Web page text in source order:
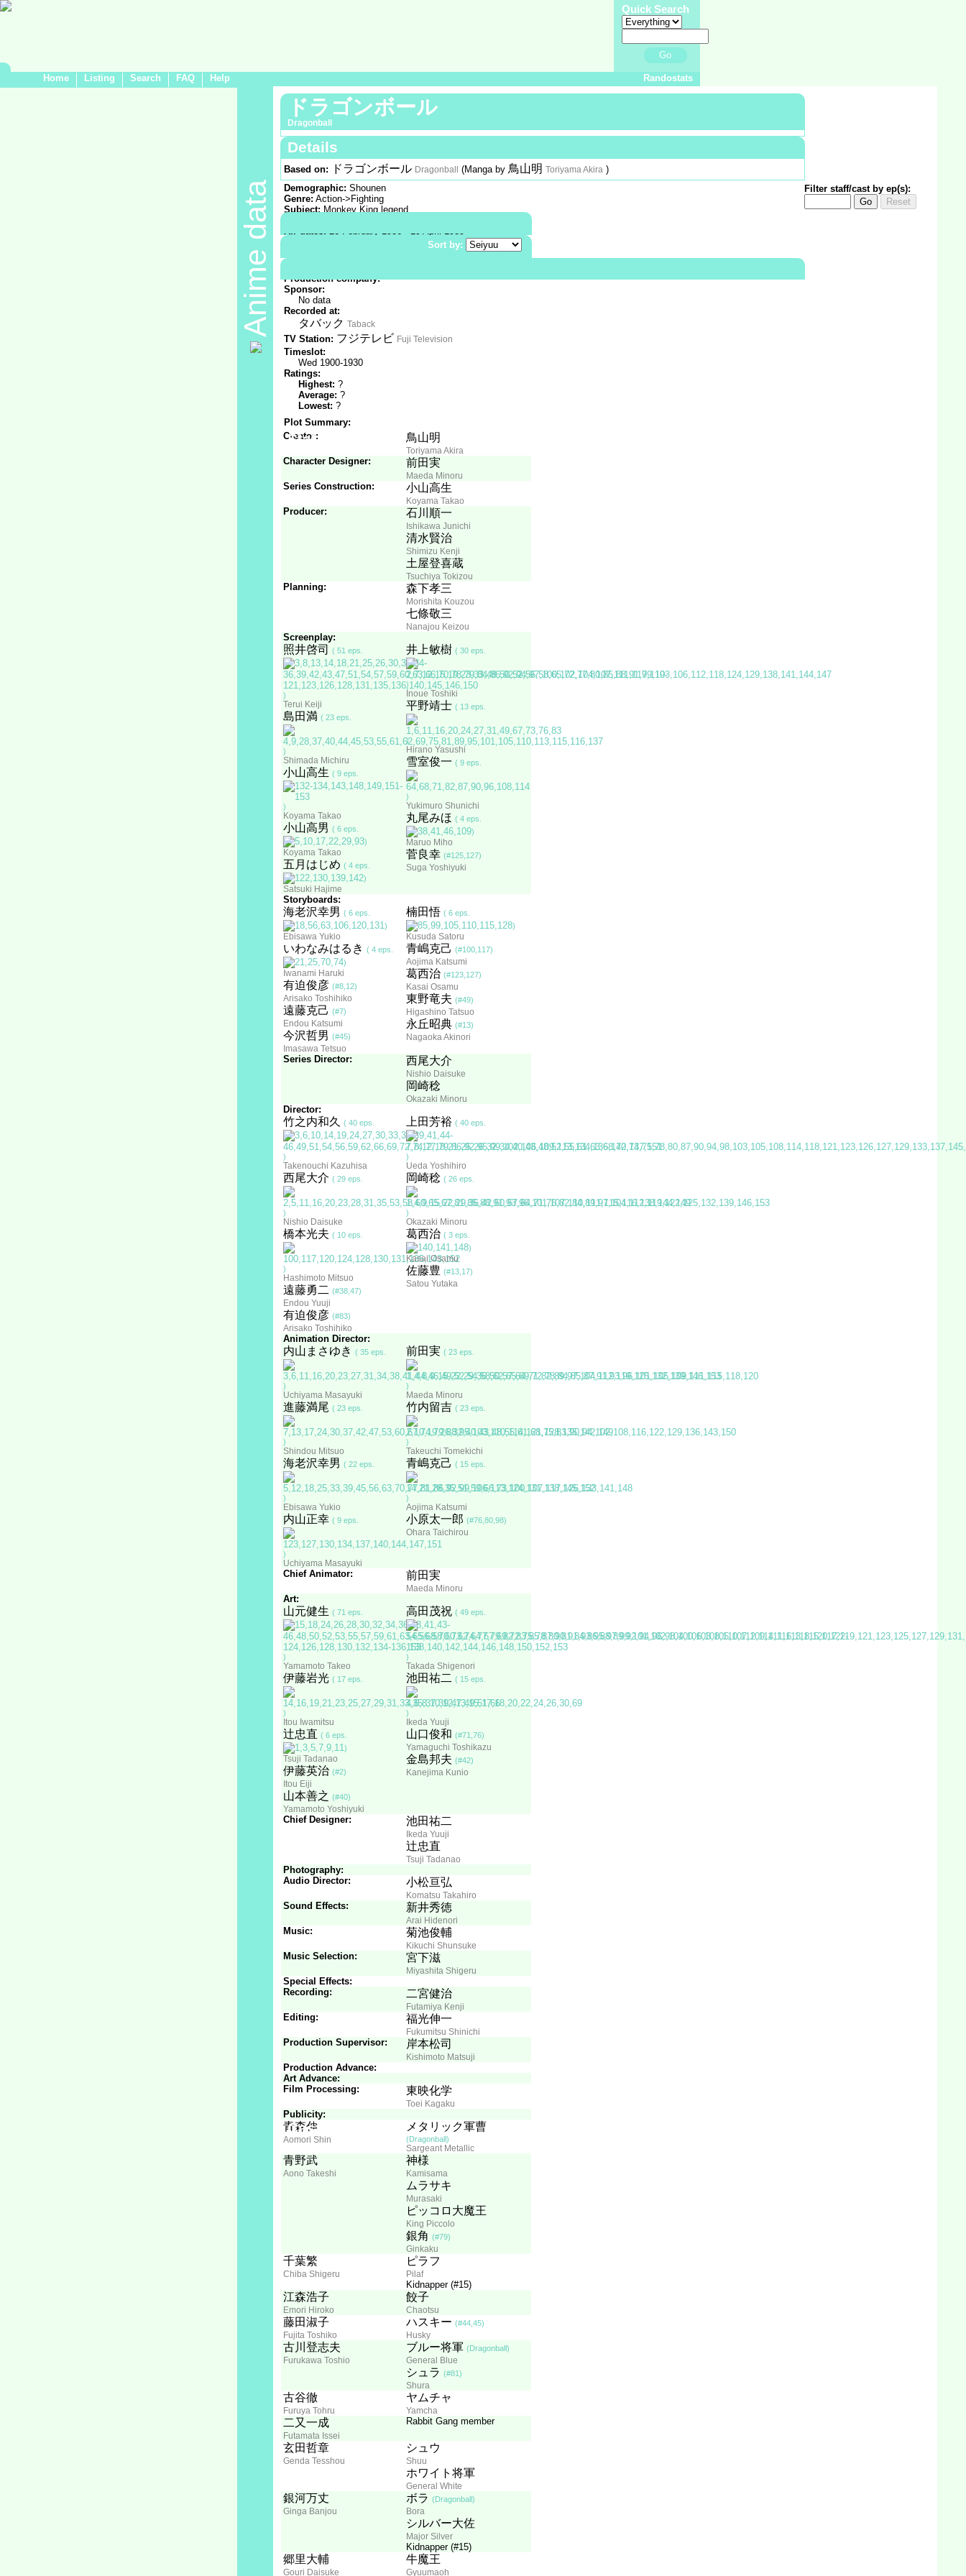
Quick Search
Go
Home Listing Search FAQ Help Randostats
Anime data
ドラゴンボール
Dragonball
Details
Based on: ドラゴンボール Dragonball (Manga by 鳥山明 Toriyama Akira )
Demographic: Shounen
Genre: Action->Fighting
Subject:Monkey King legend
Air dates: 26 February 1986 - 19 April 1989
Production company:
Sponsor:
No data
Recorded at:
タバック Taback
TV Station: フジテレビ Fuji Television
Timeslot:
Wed 1900-1930
Ratings:
Highest: ?
Average: ?
Lowest: ?
Plot Summary:
Filter staff/cast by ep(s):
Go
Reset
Staff
Creator: 鳥山明
Toriyama Akira
Character Designer: 前田実
Maeda Minoru
Series Construction: 小山高生
Koyama Takao
Producer: 石川順一
Ishikawa Junichi
清水賢治
Shimizu Kenji
土屋登喜蔵
Tsuchiya Tokizou
Planning: 森下孝三
Morishita Kouzou
七條敬三
Nanajou Keizou
Screenplay:
照井啓司 ( 51 eps.
)
Terui Keiji
島田満 ( 23 eps.
)
Shimada Michiru
小山高生 ( 9 eps.
)
Koyama Takao
小山高男 ( 6 eps.
)
Koyama Takao
五月はじめ ( 4 eps.
)
Satsuki Hajime
井上敏樹 ( 30 eps.
)
Inoue Toshiki
平野靖士 ( 13 eps.
)
Hirano Yasushi
雪室俊一 ( 9 eps.
)
Yukimuro Shunichi
丸尾みほ ( 4 eps.
)
Maruo Miho
菅良幸 (#125,127)
Suga Yoshiyuki
Storyboards:
海老沢幸男 ( 6 eps.
)
Ebisawa Yukio
いわなみはるき ( 4 eps.
)
Iwanami Haruki
有迫俊彦 (#8,12)
Arisako Toshihiko
遠藤克己 (#7)
Endou Katsumi
今沢哲男 (#45)
Imasawa Tetsuo
楠田悟 ( 6 eps.
)
Kusuda Satoru
青嶋克己 (#100,117)
Aojima Katsumi
葛西治 (#123,127)
Kasai Osamu
東野竜夫 (#49)
Higashino Tatsuo
永丘昭典 (#13)
Nagaoka Akinori
Series Director: 西尾大介
Nishio Daisuke
岡崎稔
Okazaki Minoru
Director:
竹之内和久 ( 40 eps.
)
Takenouchi Kazuhisa
西尾大介 ( 29 eps.
)
Nishio Daisuke
橋本光夫 ( 10 eps.
)
Hashimoto Mitsuo
遠藤勇二 (#38,47)
Endou Yuuji
有迫俊彦 (#83)
Arisako Toshihiko
上田芳裕 ( 40 eps.
)
Ueda Yoshihiro
岡崎稔 ( 26 eps.
)
Okazaki Minoru
葛西治 ( 3 eps.
)
Kasai Osamu
佐藤豊 (#13,17)
Satou Yutaka
Animation Director:
内山まさゆき ( 35 eps.
)
Uchiyama Masayuki
進藤満尾 ( 23 eps.
)
Shindou Mitsuo
海老沢幸男 ( 22 eps.
)
Ebisawa Yukio
内山正幸 ( 9 eps.
)
Uchiyama Masayuki
前田実 ( 23 eps.
)
Maeda Minoru
竹内留吉 ( 23 eps.
)
Takeuchi Tomekichi
青嶋克己 ( 15 eps.
)
Aojima Katsumi
小原太一郎 (#76,80,98)
Ohara Taichirou
Chief Animator: 前田実
Maeda Minoru
Art:
山元健生 ( 71 eps.
)
Yamamoto Takeo
伊藤岩光 ( 17 eps.
)
Itou Iwamitsu
辻忠直 ( 6 eps.
)
Tsuji Tadanao
伊藤英治 (#2)
Itou Eiji
山本善之 (#40)
Yamamoto Yoshiyuki
高田茂祝 ( 49 eps.
)
Takada Shigenori
池田祐二 ( 15 eps.
)
Ikeda Yuuji
山口俊和 (#71,76)
Yamaguchi Toshikazu
金島邦夫 (#42)
Kanejima Kunio
Chief Designer: 池田祐二
Ikeda Yuuji
辻忠直
Tsuji Tadanao
Photography:
Audio Director:
小松亘弘
Komatsu Takahiro
Sound Effects: 新井秀徳
Arai Hidenori
Music: 菊池俊輔
Kikuchi Shunsuke
Music Selection: 宮下滋
Miyashita Shigeru
Special Effects:
Recording:
二宮健治
Futamiya Kenji
Editing: 福光伸一
Fukumitsu Shinichi
Production Supervisor: 岸本松司
Kishimoto Matsuji
Production Advance:
Art Advance:
Film Processing:
東映化学
Toei Kagaku
Publicity:
Cast
Sort by:
青森伸
Aomori Shin
メタリック軍曹
(Dragonball)
Sargeant Metallic
青野武
Aono Takeshi
神様
Kamisama
ムラサキ
Murasaki
ピッコロ大魔王
King Piccolo
銀角 (#79)
Ginkaku
千葉繁
Chiba Shigeru
ピラフ
Pilaf
Kidnapper (#15)
江森浩子
Emori Hiroko
餃子
Chaotsu
藤田淑子
Fujita Toshiko
ハスキー (#44,45)
Husky
古川登志夫
Furukawa Toshio
ブルー将軍 (Dragonball)
General Blue
シュラ (#81)
Shura
古谷徹
Furuya Tohru
ヤムチャ
Yamcha
二又一成
Futamata Issei
Rabbit Gang member
玄田哲章
Genda Tesshou
シュウ
Shuu
ホワイト将軍
General White
銀河万丈
Ginga Banjou
ボラ (Dragonball)
Bora
シルバー大佐
Major Silver
Kidnapper (#15)
郷里大輔
Gouri Daisuke
牛魔王
Gyuumaoh